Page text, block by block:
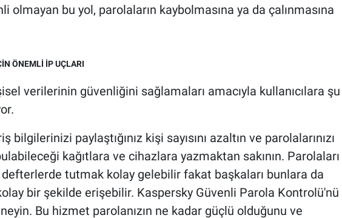
olmayan bu yol, parolaların kaybolmasına ya da çalınmasına
ÖNEMLİ İP UÇLARI
verilerinin güvenliğini sağlamaları amacıyla kullanıcılara şu
bilgilerinizi paylaştığınız kişi sayısını azaltın ve parolalarınızı
kağıtlara ve cihazlara yazmaktan sakının. Parolaları
tutmak kolay gelebilir fakat başkaları bunlara da
bir şekilde erişebilir. Kaspersky Güvenli Parola Kontrolü'nü
Bu hizmet parolanızın ne kadar güçlü olduğunu ve